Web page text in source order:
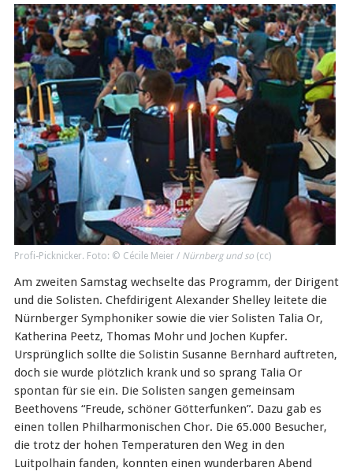
Profi-Picknicker. Foto: © Cécile Meier / Nürnberg und so(cc)
Am zweiten Samstag wechselte das Programm, der Dirigent
und die Solisten. Chefdirigent Alexander Shelley leitete die
Nürnberger Symphoniker sowie die vier Solisten Talia Or,
Katherina Peetz, Thomas Mohr und Jochen Kupfer.
Ursprünglich sollte die Solistin Susanne Bernhard auftreten,
doch sie wurde plötzlich krank und so sprang Talia Or
spontan für sie ein. Die Solisten sangen gemeinsam
Beethovens “Freude, schöner Götterfunken”. Dazu gab es
einen tollen Philharmonischen Chor. Die 65.000 Besucher,
die trotz der hohen Temperaturen den Weg in den
Luitpolhain fanden, konnten einen wunderbaren Abend